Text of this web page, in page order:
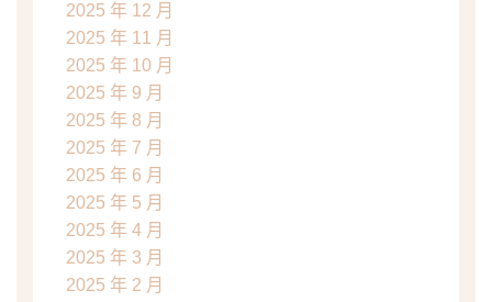
2025 年 12 月
2025 年 11 月
2025 年 10 月
2025 年 9 月
2025 年 8 月
2025 年 7 月
2025 年 6 月
2025 年 5 月
2025 年 4 月
2025 年 3 月
2025 年 2 月